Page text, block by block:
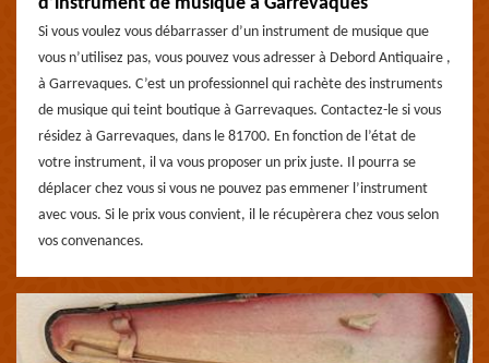
Si vous voulez vous débarrasser d’un instrument de musique que
vous n’utilisez pas, vous pouvez vous adresser à Debord Antiquaire ,
à Garrevaques. C’est un professionnel qui rachète des instruments
de musique qui teint boutique à Garrevaques. Contactez-le si vous
résidez à Garrevaques, dans le 81700. En fonction de l’état de
votre instrument, il va vous proposer un prix juste. Il pourra se
déplacer chez vous si vous ne pouvez pas emmener l’instrument
avec vous. Si le prix vous convient, il le récupèrera chez vous selon
vos convenances.